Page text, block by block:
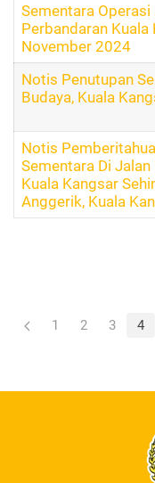
Sementara
Perbandaran Kuala
November 2024
Notis Penutupan
Budaya, Kuala
Notis
Sementara Di
Kuala Kangsar
Anggerik, Kuala
1 2 3 4